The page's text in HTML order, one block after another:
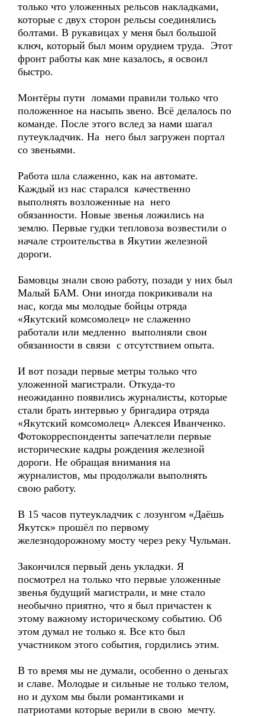
только что уложенных рельсов накладками,
которые с двух сторон рельсы соединялись
болтами. В рукавицах у меня был большой
ключ, который был моим орудием труда. Этот
фронт работы как мне казалось, я освоил
быстро.
Монтёры пути ломами правили только что
положенное на насыпь звено. Всё делалось по
команде. После этого вслед за нами шагал
путеукладчик. На него был загружен портал
со звеньями.
Работа шла слаженно, как на автомате.
Каждый из нас старался качественно
выполнять возложенные на него
обязанности. Новые звенья ложились на
землю. Первые гудки тепловоза возвестили о
начале строительства в Якутии железной
дороги.
Бамовцы знали свою работу, позади у них был
Малый БАМ. Они иногда покрикивали на
нас, когда мы молодые бойцы отряда
«Якутский комсомолец» не слаженно
работали или медленно выполняли свои
обязанности в связи с отсутствием опыта.
И вот позади первые метры только что
уложенной магистрали. Откуда-то
неожиданно появились журналисты, которые
стали брать интервью у бригадира отряда
«Якутский комсомолец» Алексея Иванченко.
Фотокорреспонденты запечатлели первые
исторические кадры рождения железной
дороги. Не обращая внимания на
журналистов, мы продолжали выполнять
свою работу.
В 15 часов путеукладчик с лозунгом «Даёшь
Якутск» прошёл по первому
железнодорожному мосту через реку Чульман.
Закончился первый день укладки. Я
посмотрел на только что первые уложенные
звенья будущий магистрали, и мне стало
необычно приятно, что я был причастен к
этому важному историческому событию. Об
этом думал не только я. Все кто был
участником этого события, гордились этим.
В то время мы не думали, особенно о деньгах
и славе. Молодые и сильные не только телом,
но и духом мы были романтиками и
патриотами которые верили в свою мечту.